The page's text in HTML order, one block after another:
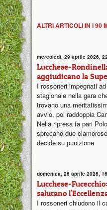
ALTRI ARTICOLI IN I 90
mercoledì, 29 aprile 2026,
Lucchese-
aggiudicano la
I rossoneri impegnati
stagionale nella gara
trovano una
avvio, poi raddoppia
Nella ripresa fa pari
sprecano due
decide su punizione
domenica, 26 aprile 2026,
Lucchese-
salutano
I rossoneri chiudono il